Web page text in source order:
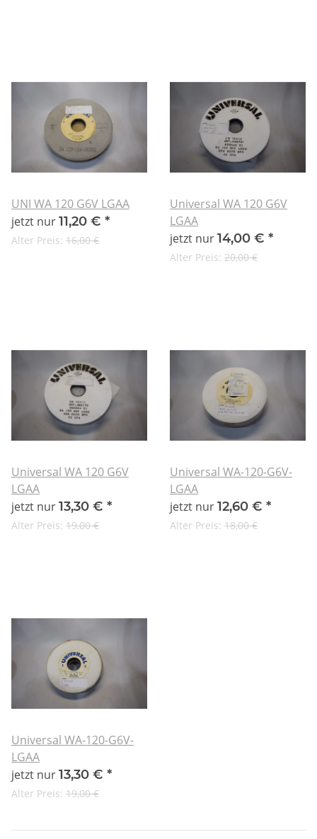
UNI WA 120 G6V LGAA
jetzt nur11,20 € *
Alter Preis: 16,00 €
Universal WA 120 G6V
LGAA
jetzt nur14,00 € *
Alter Preis: 20,00 €
Universal WA 120 G6V
LGAA
jetzt nur13,30 € *
Alter Preis: 19,00 €
Universal WA-120-G6V-
LGAA
jetzt nur12,60 € *
Alter Preis: 18,00 €
Universal WA-120-G6V-
LGAA
jetzt nur13,30 € *
Alter Preis: 19,00 €